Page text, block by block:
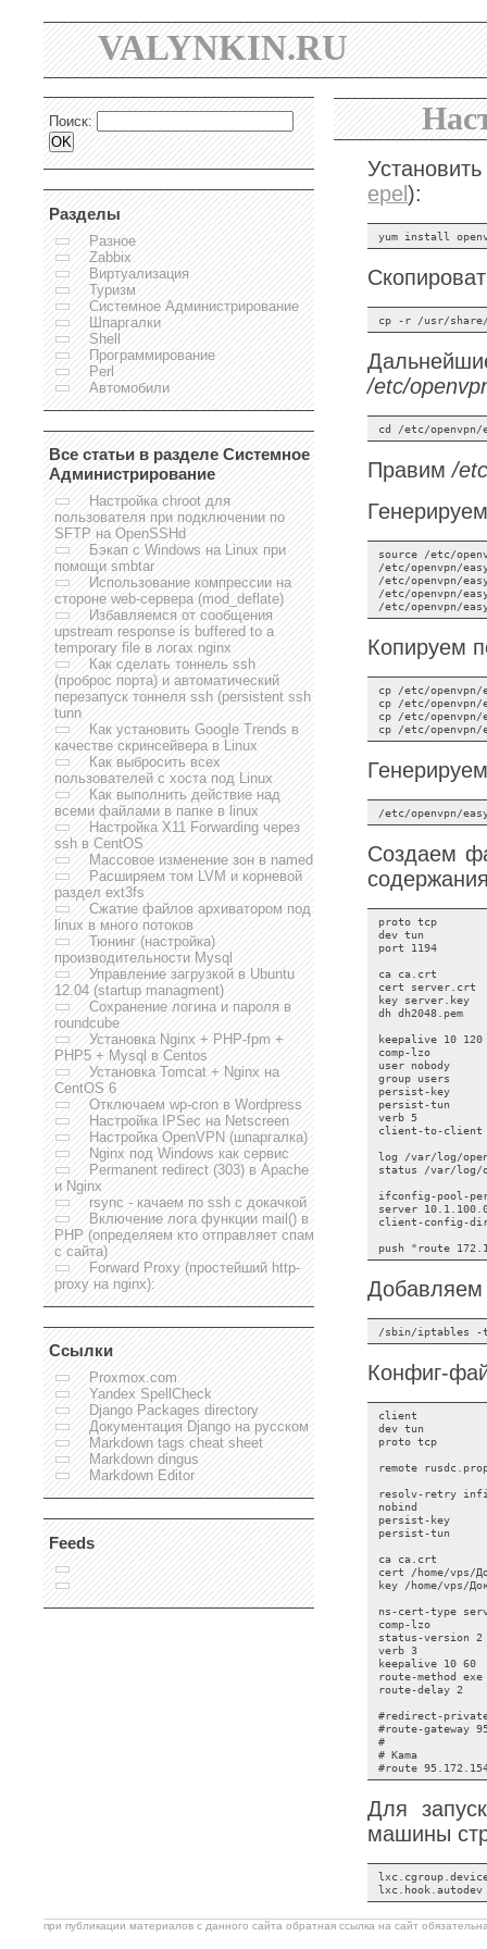
VALYNKIN.RU
Поиск:
Разделы
Разное
Zabbix
Виртуализация
Туризм
Системное Администрирование
Шпаргалки
Shell
Программирование
Perl
Автомобили
Все статьи в разделе Системное
Администрирование
Настройка chroot для
пользователя при подключении по
SFTP на OpenSSHd
Бэкап с Windows на Linux при
помощи smbtar
Использование компрессии на
стороне web-сервера (mod_deflate)
Избавляемся от сообщения
upstream response is buffered to a
temporary file в логах nginx
Как сделать тоннель ssh
(проброс порта) и автоматический
перезапуск тоннеля ssh (persistent ssh
tunn
Как установить Google Trends в
качестве скринсейвера в Linux
Как выбросить всех
пользователей с хоста под Linux
Как выполнить действие над
всеми файлами в папке в linux
Настройка X11 Forwarding через
ssh в CentOS
Массовое изменение зон в named
Расширяем том LVM и корневой
раздел ext3fs
Сжатие файлов архиватором под
linux в много потоков
Тюнинг (настройка)
производительности Mysql
Управление загрузкой в Ubuntu
12.04 (startup managment)
Сохранение логина и пароля в
roundcube
Установка Nginx + PHP-fpm +
PHP5 + Mysql в Centos
Установка Tomcat + Nginx на
CentOS 6
Отключаем wp-cron в Wordpress
Настройка IPSec на Netscreen
Настройка OpenVPN (шпаргалка)
Nginx под Windows как сервис
Permanent redirect (303) в Apache
и Nginx
rsync - качаем по ssh с докачкой
Включение лога функции mail() в
PHP (определяем кто отправляет спам
с сайта)
Forward Proxy (простейший http-
proxy на nginx):
Ссылки
Proxmox.com
Yandex SpellCheck
Django Packages directory
Документация Django на русском
Markdown tags cheat sheet
Markdown dingus
Markdown Editor
Feeds
epel):
/etc/
Правим/
source /etc/
/etc/openvpn/
/etc/openvpn/
/etc/openvpn/
Копируем
cp /etc/
cp /etc/
cp /etc/
Создаем
proto tcp
dev tun
port 1194
ca ca.crt
cert server.crt
key server.key
dh dh2048.pem
keepalive 10 120
comp-lzo
user nobody
group users
persist-key
persist-tun
verb 5
client-to-client
log /var/log/
status /var/log/
ifconfig-pool-
server
client-config-dir
Добавляем
Конфиг-
client
dev tun
proto tcp
remote
resolv-retry
nobind
persist-key
persist-tun
ca ca.crt
cert /home/vps/
key /home/vps/
ns-cert-type
comp-lzo
status-version 2
verb 3
keepalive 10 60
route-method exe
route-delay 2
#redirect-
#route-gateway
#
# Kama
Для
машины
при публикации материалов с данного сайта обратная ссылка на сайт